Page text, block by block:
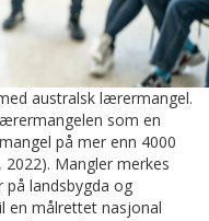
australsk lærermangel.
som en
på mer enn 4000
Mangler merkes
på landsbygda og
en målrettet nasjonal